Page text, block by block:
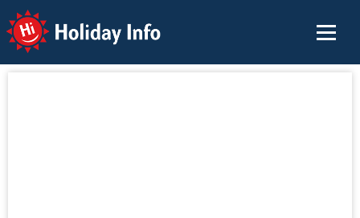
Holiday Info